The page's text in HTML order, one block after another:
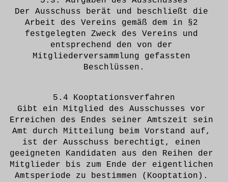
Der Ausschuss berät und beschließt die
Arbeit des Vereins gemäß dem in §2
festgelegten Zweck des Vereins und
entsprechend den von der
Mitgliederversammlung gefassten
Beschlüssen.
5.4 Kooptationsverfahren
Gibt ein Mitglied des Ausschusses vor
Erreichen des Endes seiner Amtszeit sein
Amt durch Mitteilung beim Vorstand auf,
ist der Ausschuss berechtigt, einen
geeigneten Kandidaten aus den Reihen der
Mitglieder bis zum Ende der eigentlichen
Amtsperiode zu bestimmen (Kooptation).